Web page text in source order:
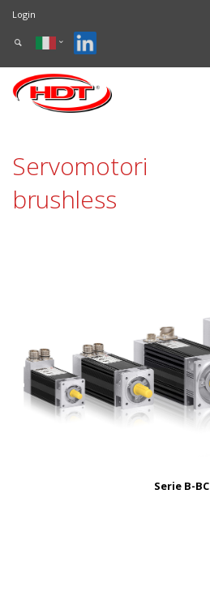
Login
Servomotori
brushless
Serie B-BC